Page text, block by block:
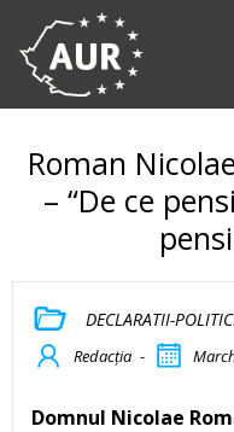
Roman
– “De ce
DECLARATII-
Redacția -
Domnul Nicolae